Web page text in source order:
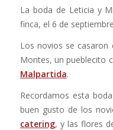
La boda de Leticia y
finca, el 6 de
Los novios se casaron
Montes, un pueblecito
Malpartida.
Recordamos esta
buen gusto de los
catering, y las flores